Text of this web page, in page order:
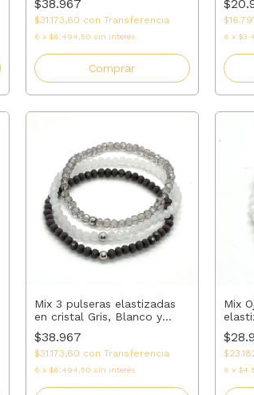
acero | AMALO
$38.967
$31.173,60 con Transferencia
6 x $6.494,50 sin interés
Comprar
6 x
Mix 3 pulseras elastizadas
en cristal Gris, Blanco y
Grisón #4 + acero | AMALO
$38.967
$31.173,60 con Transferencia
6 x $6.494,50 sin interés
Mix
y ojo
6 x